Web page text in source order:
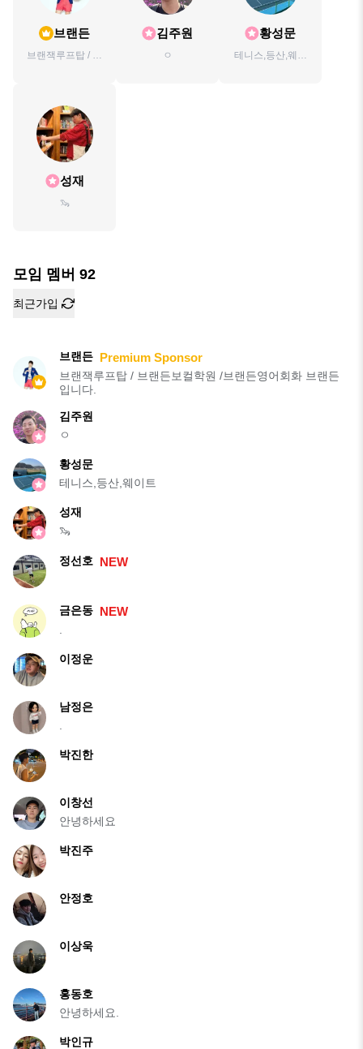
브랜든
브랜잭루프탑 / 브
김주원
ㅇ
황성문
테니스,등산,웨이
성재
🦦
모임 멤버 92
최근가입
브랜든 Premium Sponsor
브랜잭루프탑 / 브랜든보컬학원 /브랜든영어회화 브랜든
입니다.
김주원
ㅇ
황성문
테니스,등산,웨이트
성재
🦦
정선호 NEW
금은동 NEW
이정운
남정은
박진한
이창선
안녕하세요
박진주
안정호
이상욱
홍동호
안녕하세요.
박인규